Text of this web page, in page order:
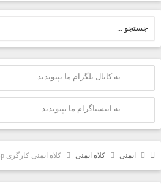
به کانال تلگرام ما بپیوندید.
به اینستاگرام ما بپیوندید.
ایمنی کلاه ایمنی کلاه ایمنی کارگری jsp